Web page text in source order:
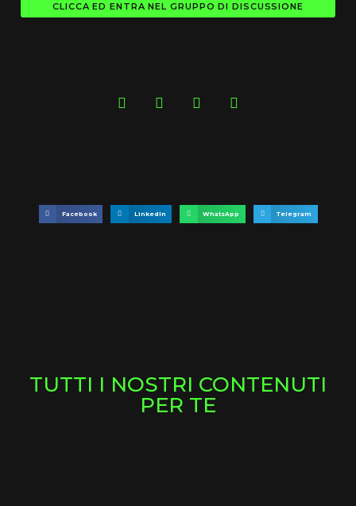
CLICCA ED ENTRA NEL GRUPPO DI DISCUSSIONE
Facebook LinkedIn WhatsApp Telegram
TUTTI I NOSTRI CONTENUTI
PER TE